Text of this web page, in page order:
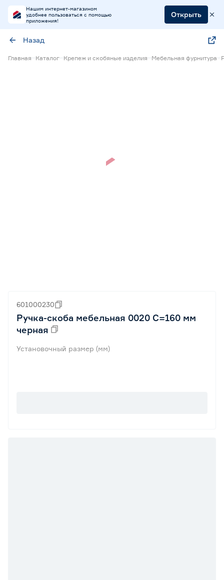
Нашим интернет-магазином
удобнее пользоваться с помощью
приложения!
Открыть
Назад
Главная Каталог Крепеж и скобяные изделия Мебельная фурнитура
601000230
Ручка-скоба мебельная 0020 С=160 мм
черная
Установочный размер (мм)